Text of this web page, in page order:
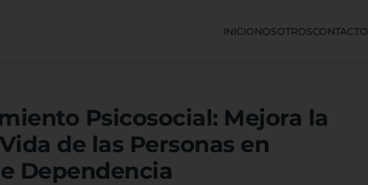
INICIONOSOTROSCONTACTO
Psicosocial: Mejora la
de las Personas en
Dependencia